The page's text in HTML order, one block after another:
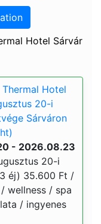
Hotel Sárvár
Hotel
20-i
Sárváron
- 2026.08.23
20-i
éj) 35.600 Ft /
wellness / spa
/ ingyenes